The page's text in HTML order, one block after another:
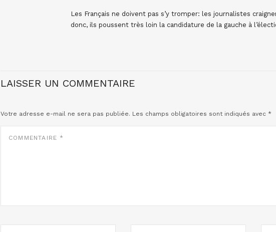
Les Français ne doivent pas s’y tromper: les journalistes
donc, ils poussent très loin la candidature de la gauche à
LAISSER UN COMMENTAIRE
Votre adresse e-mail ne sera pas publiée. Les champs obligatoires sont indiqués avec *